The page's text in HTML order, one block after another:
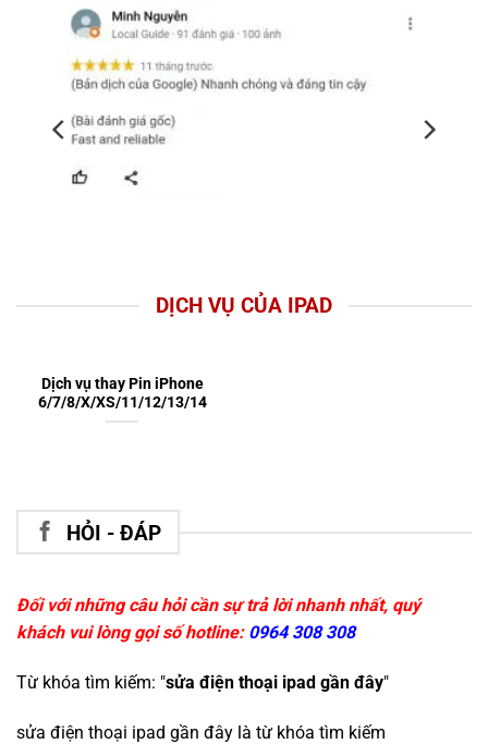
DỊCH VỤ CỦA IPAD
Dịch vụ thay Pin iPhone
6/7/8/X/XS/11/12/13/14
HỎI - ĐÁP
Đối với những câu hỏi cần sự trả lời nhanh nhất, quý
khách vui lòng gọi số hotline: 0964 308 308
Từ khóa tìm kiếm: "sửa điện thoại ipad gần đây"
sửa điện thoại ipad gần đây là từ khóa tìm kiếm